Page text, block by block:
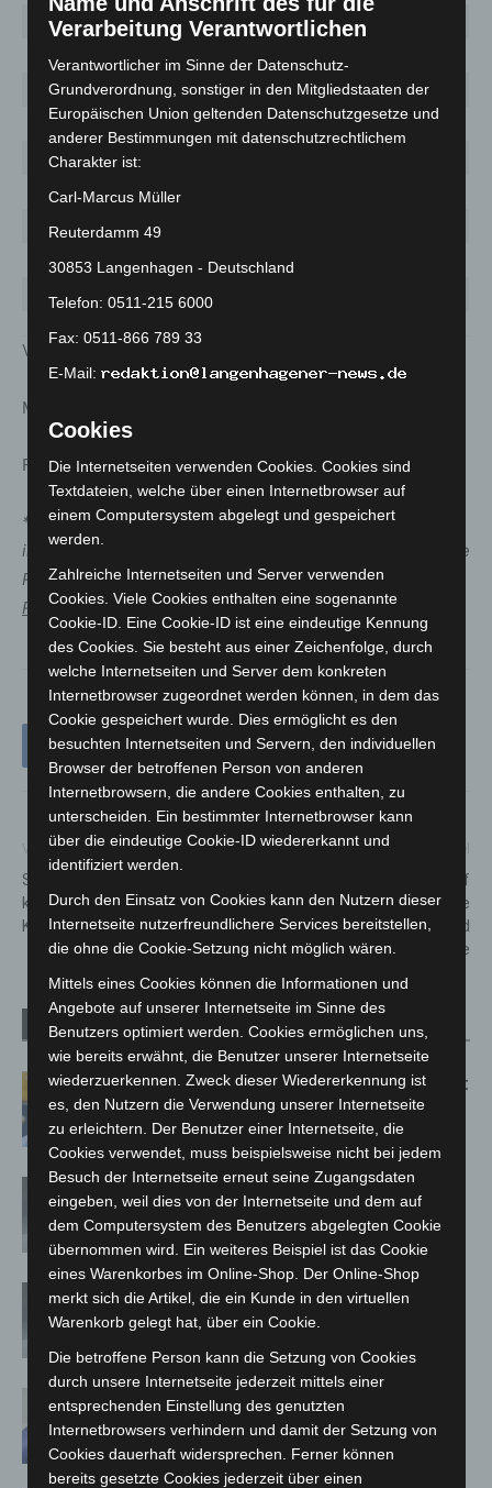
Pattensen 20 318
Ronnenberg
752
Seelze
118 1117
179,2
Sehnde
113 767
260,9
Springe
Uetze
96
Wedemark
48
Wennigsen
5 211
Wunstorf
106
Verteilung nach Geschlecht
Männer 48 Prozent
Frauen 52 Prozent
*
Die Inzidenzwerte der einzelnen Kommunen spielen für
in der Corona-Verordnung aufgeführte Regelungen keine
Rolle. Hierfür ist allein der Inzidenzwertder gesamten
Region Hannovervon Bedeutung.
Vorheriger Artikel
Stadt Langenhagen organisiert
kurzfristig Impfungen für alle
Kita-Mitarbeitenden
Nächster Artikel
Langenhagen setzt weiter auf
digitale
Kontaktnachverfolgung und
plant weitere Angebote
Verwandte Artikel Mehr vom Autor
Letzte Corona-Schutzmaßnahme läuft
aus
Corona-Verordnung in Niedersachsen
zum 1. März aufgehoben
Corona-Schutzmaßnahmen in Schule
und KiTa: vom Land bis Ostern –
Corona-Schutzmaßnahmen laufen aus
Verarbeitung Verantwortlichen
Verantwortlicher im Sinne der Datenschutz-
Grundverordnung, sonstiger in den Mitgliedstaaten der
Europäischen Union geltenden Datenschutzgesetze und
anderer Bestimmungen mit datenschutzrechtlichem
Charakter ist:
Carl-Marcus Müller
Reuterdamm 49
30853 Langenhagen - Deutschland
Telefon: 0511-215 6000
Fax: 0511-866 789 33
E-Mail:
Cookies
Die Internetseiten verwenden Cookies. Cookies sind
Textdateien, welche über einen Internetbrowser auf
einem Computersystem abgelegt und gespeichert
werden.
Zahlreiche Internetseiten und Server verwenden
Cookies. Viele Cookies enthalten eine sogenannte
Cookie-ID. Eine Cookie-ID ist eine eindeutige Kennung
des Cookies. Sie besteht aus einer Zeichenfolge, durch
welche Internetseiten und Server dem konkreten
Internetbrowser zugeordnet werden können, in dem das
Cookie gespeichert wurde. Dies ermöglicht es den
besuchten Internetseiten und Servern, den individuellen
Browser der betroffenen Person von anderen
Internetbrowsern, die andere Cookies enthalten, zu
unterscheiden. Ein bestimmter Internetbrowser kann
über die eindeutige Cookie-ID wiedererkannt und
identifiziert werden.
Durch den Einsatz von Cookies kann den Nutzern dieser
Internetseite nutzerfreundlichere Services bereitstellen,
die ohne die Cookie-Setzung nicht möglich wären.
Mittels eines Cookies können die Informationen und
Angebote auf unserer Internetseite im Sinne des
Benutzers optimiert werden. Cookies ermöglichen uns,
wie bereits erwähnt, die Benutzer unserer Internetseite
wiederzuerkennen. Zweck dieser Wiedererkennung ist
es, den Nutzern die Verwendung unserer Internetseite
zu erleichtern. Der Benutzer einer Internetseite, die
Cookies verwendet, muss beispielsweise nicht bei jedem
Besuch der Internetseite erneut seine Zugangsdaten
eingeben, weil dies von der Internetseite und dem auf
dem Computersystem des Benutzers abgelegten Cookie
übernommen wird. Ein weiteres Beispiel ist das Cookie
eines Warenkorbes im Online-Shop. Der Online-Shop
merkt sich die Artikel, die ein Kunde in den virtuellen
Warenkorb gelegt hat, über ein Cookie.
Die betroffene Person kann die Setzung von Cookies
durch unsere Internetseite jederzeit mittels einer
entsprechenden Einstellung des genutzten
Internetbrowsers verhindern und damit der Setzung von
Cookies dauerhaft widersprechen. Ferner können
bereits gesetzte Cookies jederzeit über einen